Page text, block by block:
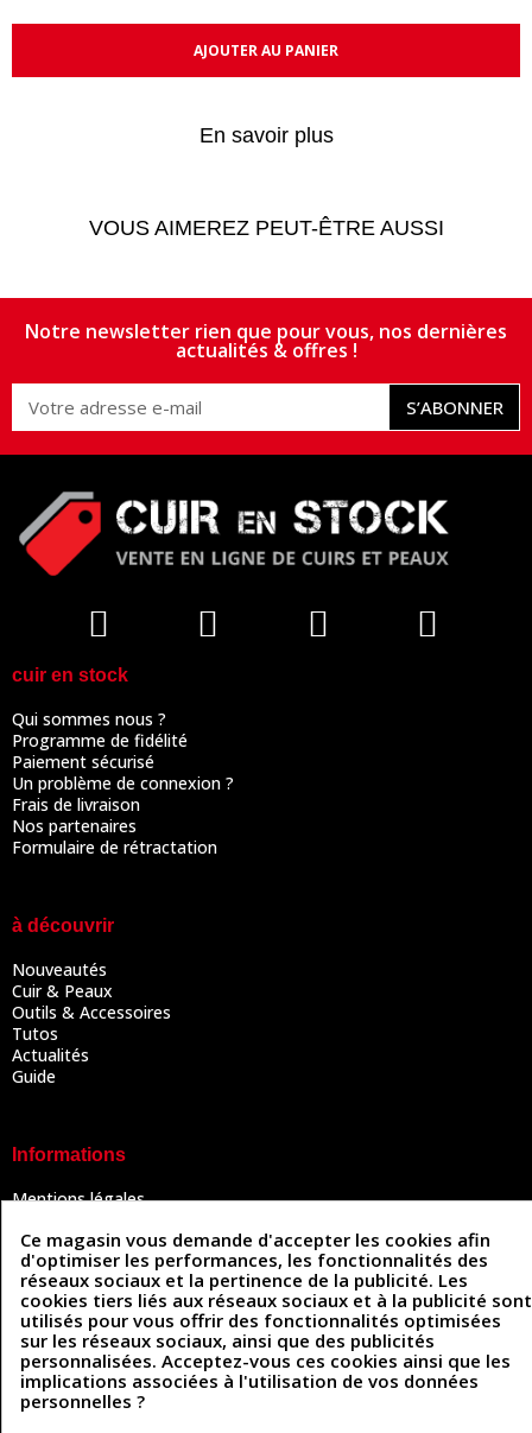
AJOUTER AU PANIER
En savoir plus
VOUS AIMEREZ PEUT-ÊTRE AUSSI
Notre newsletter rien que pour vous, nos dernières
actualités & offres !
S’ABONNER
cuir en stock
Qui sommes nous ?
Programme de fidélité
Paiement sécurisé
Un problème de connexion ?
Frais de livraison
Nos partenaires
Formulaire de rétractation
à découvrir
Nouveautés
Cuir & Peaux
Outils & Accessoires
Tutos
Actualités
Guide
Informations
Mentions légales
Politique de confidentialité
Politique des cookies
Contactez-nous
Coordonnées
493 Chemin de Catougnac
Ce magasin vous demande d'accepter les cookies afin
d'optimiser les performances, les fonctionnalités des
réseaux sociaux et la pertinence de la publicité. Les
cookies tiers liés aux réseaux sociaux et à la publicité sont
utilisés pour vous offrir des fonctionnalités optimisées
sur les réseaux sociaux, ainsi que des publicités
personnalisées. Acceptez-vous ces cookies ainsi que les
implications associées à l'utilisation de vos données
personnelles ?